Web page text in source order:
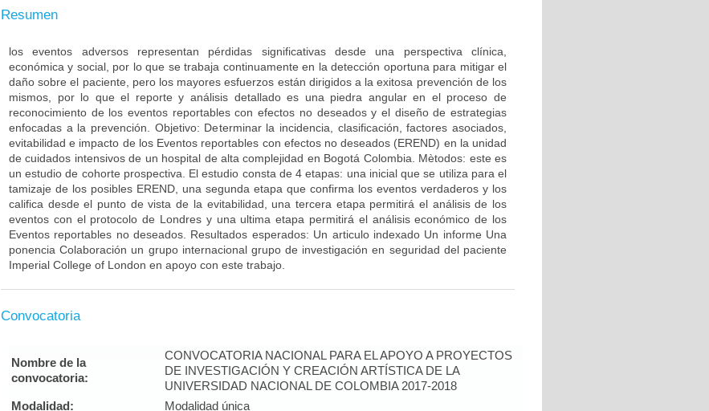
Resumen
los eventos adversos representan pérdidas significativas desde una perspectiva clínica,
económica y social, por lo que se trabaja continuamente en la detección oportuna para mitigar el
daño sobre el paciente, pero los mayores esfuerzos están dirigidos a la exitosa prevención de los
mismos, por lo que el reporte y análisis detallado es una piedra angular en el proceso de
reconocimiento de los eventos reportables con efectos no deseados y el diseño de estrategias
enfocadas a la prevención. Objetivo: Determinar la incidencia, clasificación, factores asociados,
evitabilidad e impacto de los Eventos reportables con efectos no deseados (EREND) en la unidad
de cuidados intensivos de un hospital de alta complejidad en Bogotá Colombia. Mètodos: este es
un estudio de cohorte prospectiva. El estudio consta de 4 etapas: una inicial que se utiliza para el
tamizaje de los posibles EREND, una segunda etapa que confirma los eventos verdaderos y los
califica desde el punto de vista de la evitabilidad, una tercera etapa permitirá el análisis de los
eventos con el protocolo de Londres y una ultima etapa permitirá el análisis económico de los
Eventos reportables no deseados. Resultados esperados: Un articulo indexado Un informe Una
ponencia Colaboración un grupo internacional grupo de investigación en seguridad del paciente
Imperial College of London en apoyo con este trabajo.
Convocatoria
Nombre de la
convocatoria:
CONVOCATORIA NACIONAL PARA EL APOYO A PROYECTOS
DE INVESTIGACIÓN Y CREACIÓN ARTÍSTICA DE LA
UNIVERSIDAD NACIONAL DE COLOMBIA 2017-2018
Modalidad:
Modalidad única